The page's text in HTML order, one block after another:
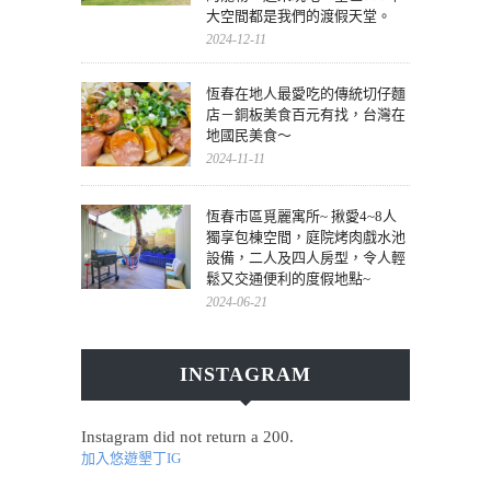
大空間都是我們的渡假天堂。
2024-12-11
恆春在地人最愛吃的傳統切仔麵
店－銅板美食百元有找，台灣在
地國民美食～
2024-11-11
恆春市區覓麗寓所~ 揪愛4~8人
獨享包棟空間，庭院烤肉戲水池
設備，二人及四人房型，令人輕
鬆又交通便利的度假地點~
2024-06-21
INSTAGRAM
Instagram did not return a 200.
加入悠遊墾丁IG